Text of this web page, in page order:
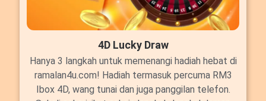
4D Lucky Draw
Hanya 3 langkah untuk memenangi hadiah hebat di
ramalan4u.com! Hadiah termasuk percuma RM3
Ibox 4D, wang tunai dan juga panggilan telefon.